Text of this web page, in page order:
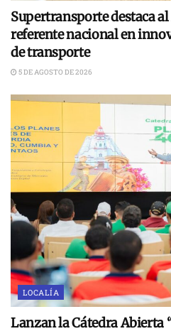
Supertransporte destaca
referente nacional en
de transporte
5 DE AGOSTO DE 2026
LOCALÍA
Lanzan la Cátedra Abierta